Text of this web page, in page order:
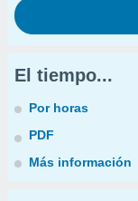
El tiempo...
Por horas
PDF
Más información